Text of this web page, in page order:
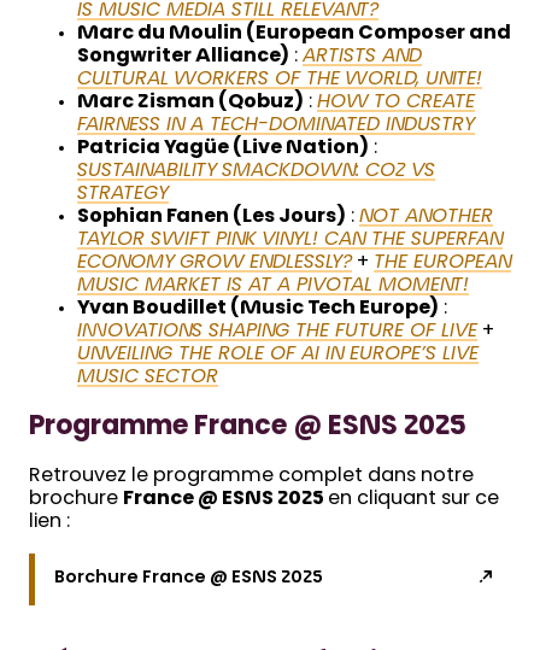
IS MUSIC MEDIA STILL RELEVANT?
Marc du Moulin (European Composer and
Songwriter Alliance) : ARTISTS AND
CULTURAL WORKERS OF THE WORLD, UNITE!
Marc Zisman (Qobuz) : HOW TO CREATE
FAIRNESS IN A TECH-DOMINATED INDUSTRY
Patricia Yagüe (Live Nation) :
SUSTAINABILITY SMACKDOWN: CO2 VS
STRATEGY
Sophian Fanen (Les Jours) : NOT ANOTHER
TAYLOR SWIFT PINK VINYL! CAN THE SUPERFAN
ECONOMY GROW ENDLESSLY?+ THE EUROPEAN
MUSIC MARKET IS AT A PIVOTAL MOMENT!
Yvan Boudillet (Music Tech Europe) :
INNOVATIONS SHAPING THE FUTURE OF LIVE +
UNVEILING THE ROLE OF AI IN EUROPE’S LIVE
MUSIC SECTOR
Programme France @ ESNS 2025
Retrouvez le programme complet dans notre
brochure France @ ESNS 2025 en cliquant sur ce
lien :
Borchure France @ ESNS 2025